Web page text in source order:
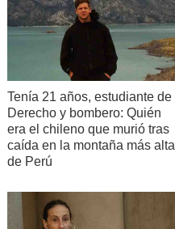
Tenía 21 años, estudiante de
Derecho y bombero: Quién
era el chileno que murió tras
caída en la montaña más alta
de Perú